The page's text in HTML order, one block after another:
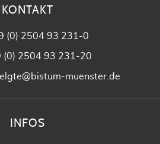
KONTAKT
(0) 2504 93 231-0
(0) 2504 93 231-20
muenster.de
INFOS